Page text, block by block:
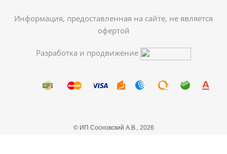
Информация, предоставленная на сайте, не является
офертой
Разработка и продвижение
© ИП Сосновский А.В., 2026